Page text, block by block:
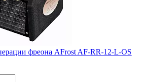
фреона AFrost AF-RR-12-L-OS